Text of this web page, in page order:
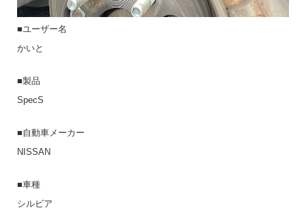
■ユーザー名
かいと
■製品
SpecS
■自動車メーカー
NISSAN
■車種
シルビア